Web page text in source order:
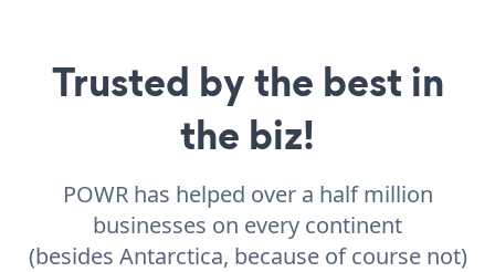
Trusted by the best in
the biz!
POWR has helped over a half million
businesses on every continent
(besides Antarctica, because of course not)